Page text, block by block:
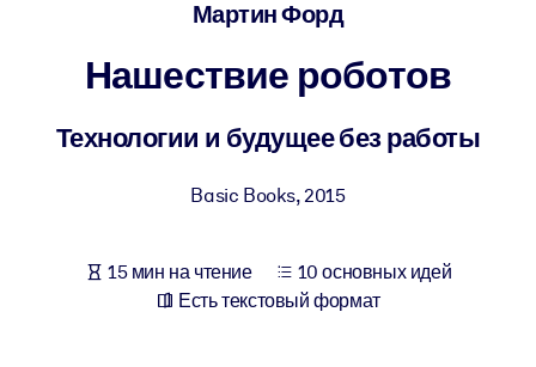
ПО СИСТЕМАМ
Интегрируйте краткие проверенные знания в вашу LMS/LXP для
Обогатите корпоративную библиотеку надежными и готовыми к
использованию бизнес-знаниями.
Мартин Форд
Нашествие роботов
Технологии и будущее без работы
Basic Books,2015
15 мин на чтение
10 основных идей
Есть текстовый формат